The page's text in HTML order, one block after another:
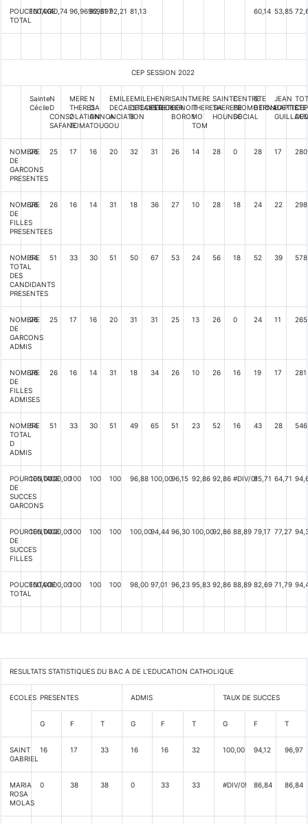
POUCENTAGE
TOTAL
100,0040,74 96,96969697
92,31 92,21 81,13 60,14 53,85
CEP SESSION 2022
Sainte
Cécile
N
D
CONSOLATION
SAFANE
MERE
THERESA
2
TOMA
N
D
ANNONCIATION
TOUGOU
EMILE
DECAESTECKER
A
EMILE
DECAESTECKER
B
HENRI
FEDER
SAINT
BENOIT
BOROMO
MERE
THERESA
1
TOM
SAINTE
THERESE
HOUNDE
CENTRE
PROMOTION
SOCIAL
STE
BERNADETTE
JEAN
BAPTISTE
CEP
NOMBRE
DE
GARCONS
PRESENTES
26 25 17 16 20 32 31 26 14 28 0 28 17 280
NOMBRE
DE
FILLES
PRESENTEES
28 26 16 14 31 18 36 27 10 28 18 24 22 298
NOMBRE
TOTAL
DES
CANDIDANTS
PRESENTES
54 51 33 30 51 50 67 53 24 56 18 52 39 578
NOMBRE
DE
GARCONS
ADMIS
26 25 17 16 20 31 31 25 13 26 0 24 11 265
NOMBRE
DE
FILLES
ADMISES
28 26 16 14 31 18 34 26 10 26 16 19 17 281
NOMBRE
TOTAL
D
ADMIS
54 51 33 30 51 49 65 51 23 52 16 43 28 546
POURCENTAGE
DE
SUCCES
GARCONS
100,00100,00100 100 100 96,88 100,0096,15 92,86 92,86 #DIV/0!85,71 64,71
POURCENTAGE
DE
SUCCES
FILLES
100,00100,00100 100 100 100,0094,44 96,30 100,0092,86 88,89 79,17 77,27
POUCENTAGE
TOTAL
100,00100,00100 100 100 98,00 97,01 96,23 95,83 92,86 88,89 82,69 71,79
RESULTATS STATISTIQUES DU BAC A DE L'EDUCATION CATHOLIQUE
ECOLES PRESENTES ADMIS TAUX DE SUCCES
G F T G F T G F T
SAINT
GABRIEL
16 17 33 16 16 32 100,00 94,12 96,97
MARIA
ROSA
MOLAS
0 38 38 0 33 33 #DIV/0! 86,84 86,84